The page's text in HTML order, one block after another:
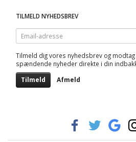
TILMELD NYHEDSBREV
Email-
adresse
Tilmeld dig vores nyhedsbrev og
spændende nyheder direkte i din
Tilmeld Afmeld